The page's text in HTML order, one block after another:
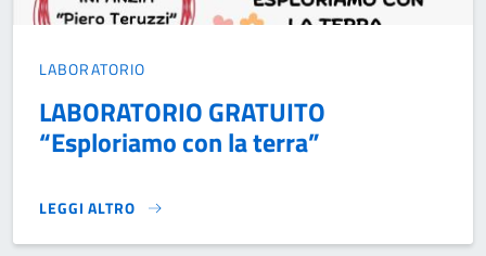
LABORATORIO
LABORATORIO GRATUITO
“Esploriamo con la terra”
LEGGI ALTRO
LABORATORIO GRATUITO “ESPLORIAMO CON LA TERRA”}